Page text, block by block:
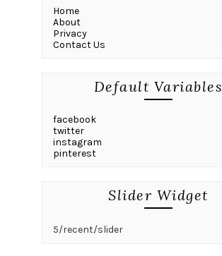
Home
About
Privacy
Contact Us
Default Variables
facebook
twitter
instagram
pinterest
Slider Widget
5/recent/slider